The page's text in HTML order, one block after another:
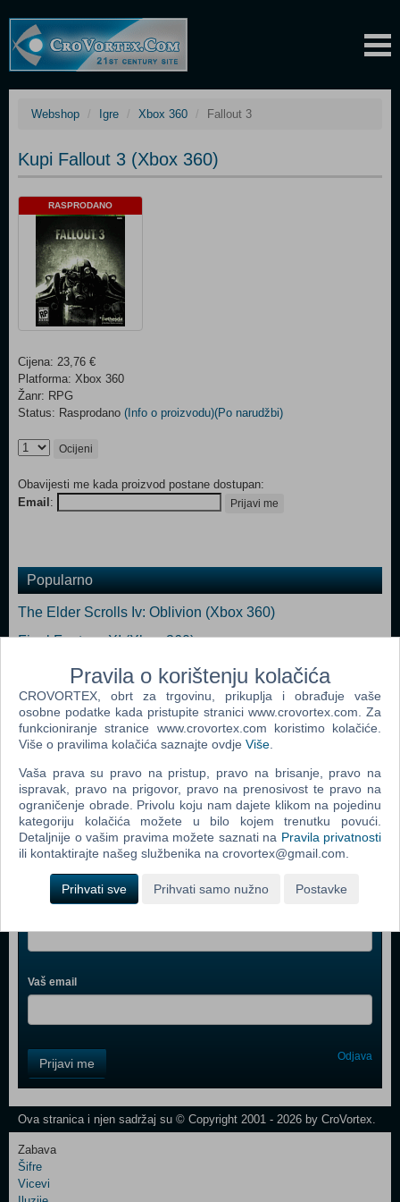
Webshop Igre Xbox 360 Fallout 3
Kupi Fallout 3 (Xbox 360)
RASPRODANO
Cijena: 23,76 €
Platforma: Xbox 360
Žanr: RPG
Status: Rasprodano (Info o proizvodu)(Po narudžbi)
Ocijeni
Obavijesti me kada proizvod postane dostupan:
Email : Prijavi me
Popularno
The Elder Scrolls Iv: Oblivion (Xbox 360)
Final Fantasy XI (Xbox 360)
Kameo: Elements of Power (Xbox 360)
Bioshock (Xbox 360)
Fable II (Xbox 360)
The Elder Scrolls IV: Oblivion Collectors Edition (Xbox
360)
Webshop newsletter
Vaš email
Field
One
Newsletter
Control
Field
Prijavi me Odjava
Ova stranica i njen sadržaj su © Copyright 2001 - 2026 by CroVortex.
Zabava
Šifre
Vicevi
Pravila o korištenju kolačića
CROVORTEX, obrt za trgovinu, prikuplja i obrađuje vaše
osobne podatke kada pristupite stranici www.crovortex.com. Za
funkcioniranje stranice www.crovortex.com koristimo kolačiće.
Više o pravilima kolačića saznajte ovdje Više
Vaša prava su pravo na pristup, pravo na brisanje, pravo na
ispravak, pravo na prigovor, pravo na prenosivost te pravo na
ograničenje obrade. Privolu koju nam dajete klikom na pojedinu
kategoriju kolačića možete u bilo kojem trenutku povući.
Detaljnije o vašim pravima možete saznati na Pravila privatnosti
ili kontaktirajte našeg službenika na crovortex@gmail.com.
Prihvati sve Prihvati samo nužno Postavke